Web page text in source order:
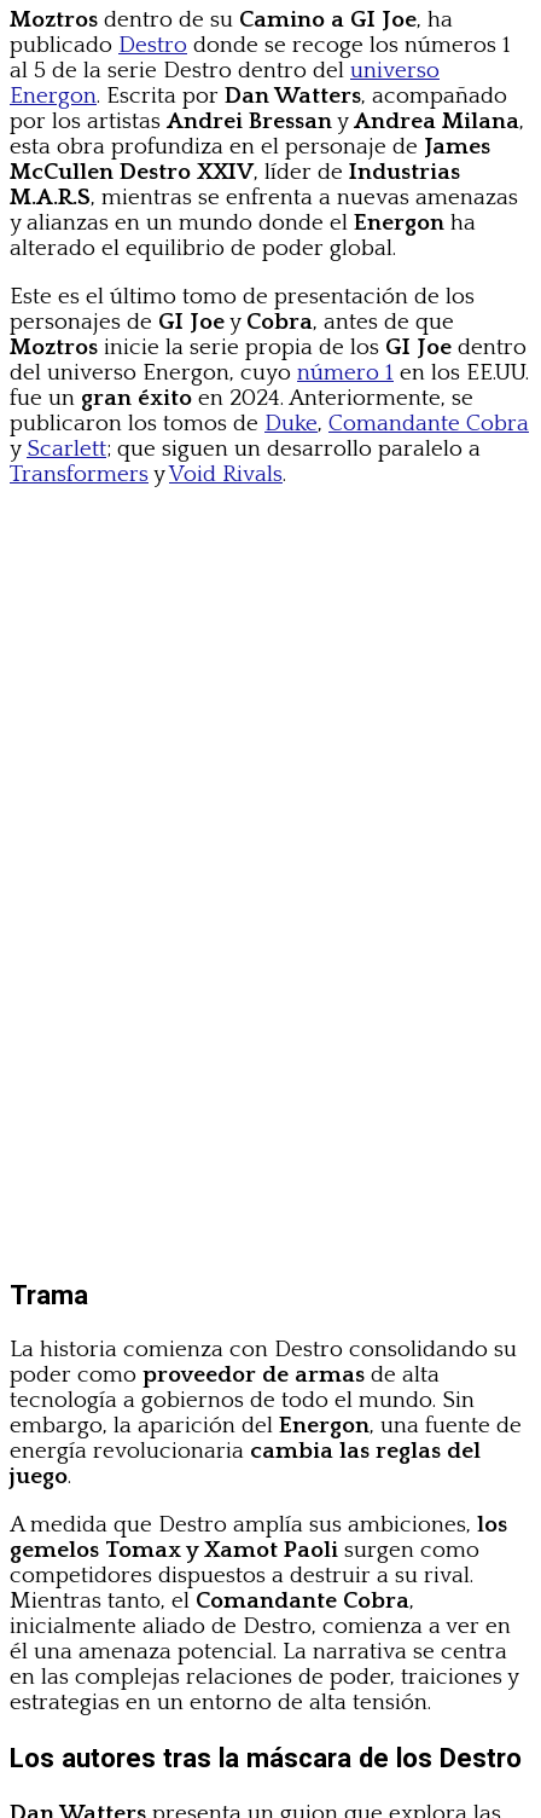
Moztros dentro de su Camino a GI Joe, ha
publicado Destro donde se recoge los números 1
al 5 de la serie Destro dentro del universo
Energon. Escrita por Dan Watters, acompañado
por los artistas Andrei BressanyAndrea Milana,
esta obra profundiza en el personaje de James
McCullen Destro XXIV, líder de Industrias
M.A.R.S, mientras se enfrenta a nuevas amenazas
y alianzas en un mundo donde el Energon ha
alterado el equilibrio de poder global.
Este es el último tomo de presentación de los
personajes de GI Joey Cobra, antes de que
Moztros inicie la serie propia de los GI Joe dentro
del universo Energon, cuyo número 1 en los EE.UU.
fue un gran éxito en 2024. Anteriormente, se
publicaron los tomos de Duke, Comandante Cobra
y Scarlett; que siguen un desarrollo paralelo a
TransformersyVoid Rivals.
Trama
La historia comienza con Destro consolidando su
poder como proveedor de armas de alta
tecnología a gobiernos de todo el mundo. Sin
embargo, la aparición del Energon, una fuente de
energía revolucionaria cambia las reglas del
juego.
A medida que Destro amplía sus ambiciones, los
gemelos Tomax y Xamot Paoli surgen como
competidores dispuestos a destruir a su rival.
Mientras tanto, el Comandante Cobra,
inicialmente aliado de Destro, comienza a ver en
él una amenaza potencial. La narrativa se centra
en las complejas relaciones de poder, traiciones y
estrategias en un entorno de alta tensión.
Los autores tras la máscara de los Destro